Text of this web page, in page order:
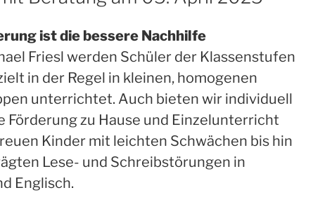
ist die bessere Nachhilfe
Friesl werden Schüler der Klassenstufen
in der Regel in kleinen, homogenen
unterrichtet. Auch bieten wir individuell
Förderung zu Hause und Einzelunterricht
Kinder mit leichten Schwächen bis hin
Lese- und Schreibstörungen in
Englisch.